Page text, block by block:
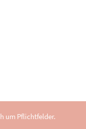
um Pflichtfelder.